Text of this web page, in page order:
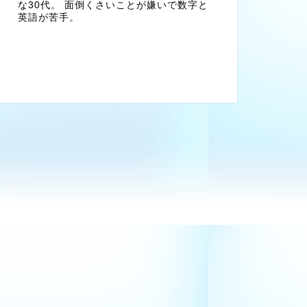
な30代。 面倒くさいことが嫌いで数字と
英語が苦手。